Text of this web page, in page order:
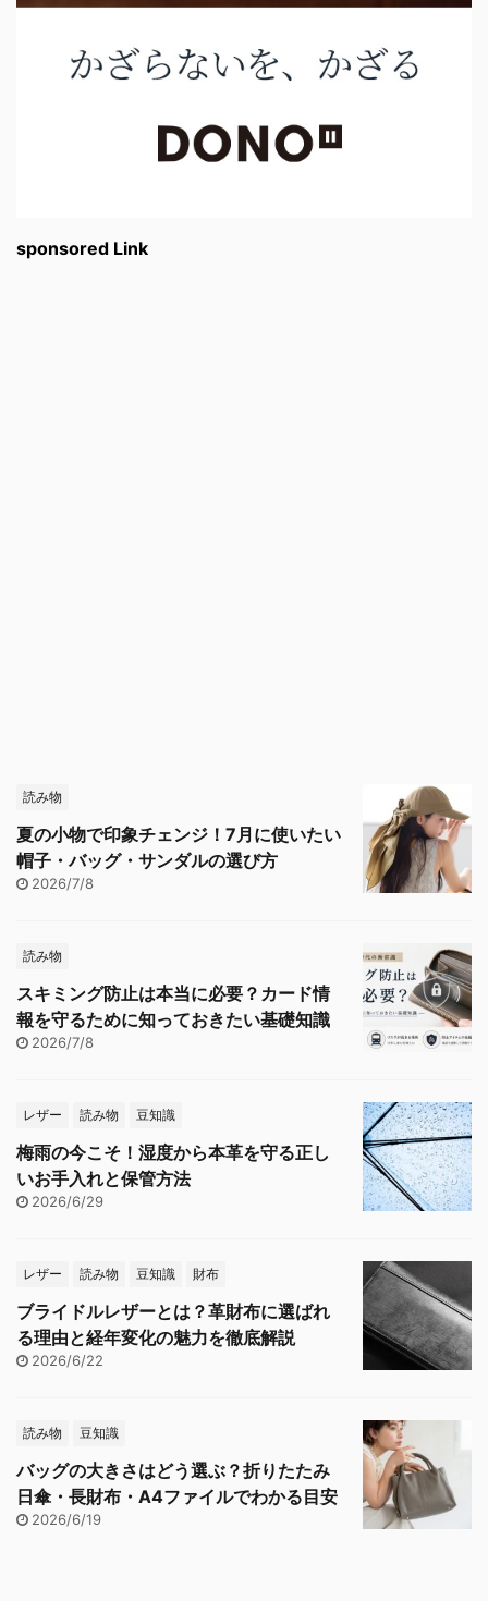
sponsored Link
読み物
夏の小物で印象チェンジ！7月に使いたい
帽子・バッグ・サンダルの選び方
2026/7/8
読み物
スキミング防止は本当に必要？カード情
報を守るために知っておきたい基礎知識
2026/7/8
レザー 読み物 豆知識
梅雨の今こそ！湿度から本革を守る正し
いお手入れと保管方法
2026/6/29
レザー 読み物 豆知識 財布
ブライドルレザーとは？革財布に選ばれ
る理由と経年変化の魅力を徹底解説
2026/6/22
読み物 豆知識
バッグの大きさはどう選ぶ？折りたたみ
日傘・長財布・A4ファイルでわかる目安
2026/6/19